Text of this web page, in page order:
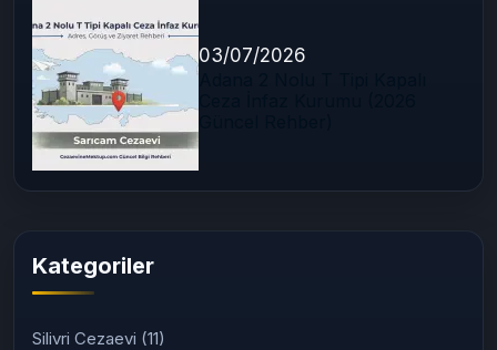
03/07/2026
Kategoriler
Silivri Cezaevi (11)